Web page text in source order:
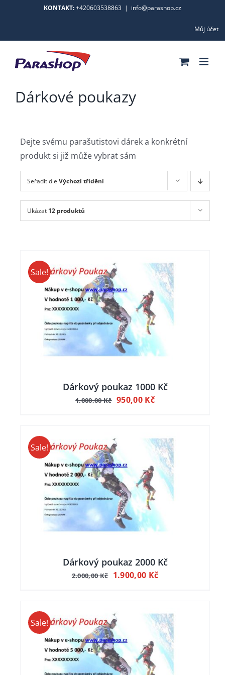
KONTAKT:+420603538863 | info@parashop.cz
Můj účet
Dárkové poukazy
Dejte svému parašutistovi dárek a konkrétní
produkt si již může vybrat sám
Seřadit dle Výchozí třídění
Ukázat 12 produktů
Sale!
Dárkový poukaz 1000 Kč
1.000,00Kč Původní
1.000,00 Kč.
950,00 KčAktuální
950,00 Kč.
Sale!
Dárkový poukaz 2000 Kč
2.000,00Kč Původní
2.000,00 Kč.
1.900,00 KčAktuální
1.900,00 Kč.
Sale!